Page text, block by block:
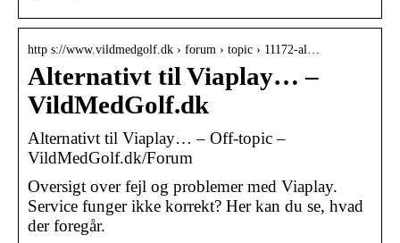
http s://www.vildmedgolf.dk › forum › topic › 11172-al…
Alternativt til Viaplay… –
VildMedGolf.dk
Alternativt til Viaplay… – Off-topic –
VildMedGolf.dk/Forum
Oversigt over fejl og problemer med Viaplay.
Service funger ikke korrekt? Her kan du se, hvad
der foregår.